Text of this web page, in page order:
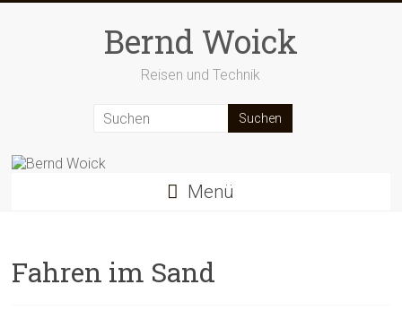
Bernd Woick
Reisen und Technik
Menü
Fahren im Sand